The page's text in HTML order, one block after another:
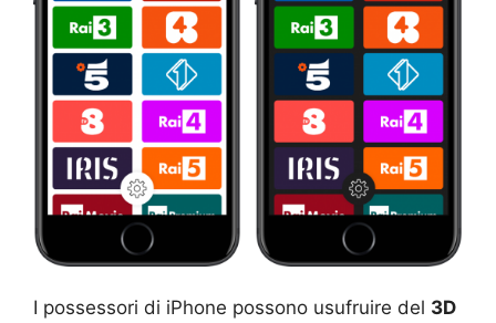
I possessori di iPhone possono usufruire del 3D